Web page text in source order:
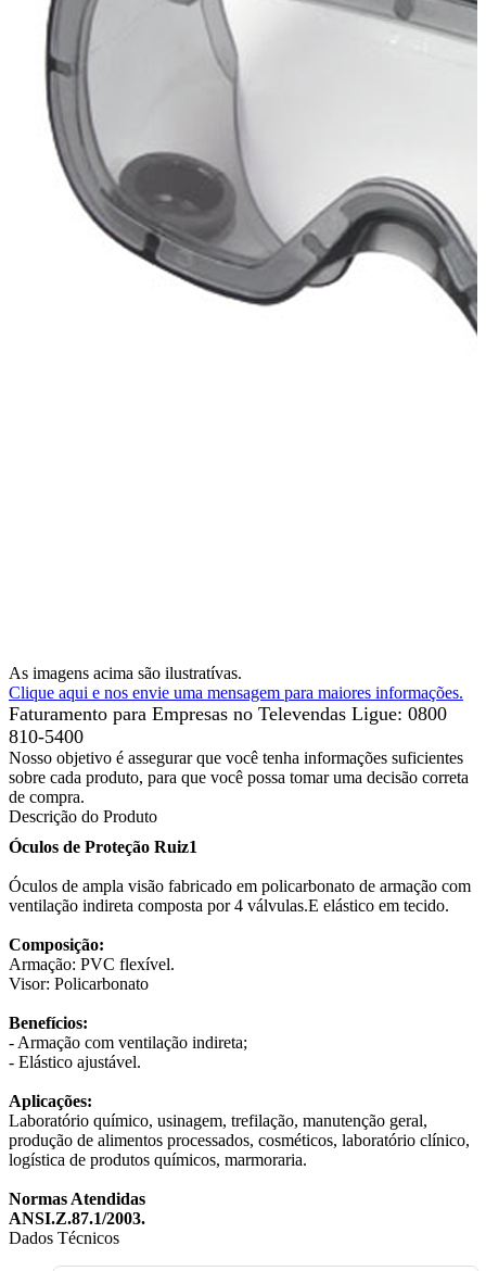
As imagens acima são ilustratívas.
Clique aqui e nos envie uma mensagem para maiores informações.
Faturamento para Empresas no Televendas Ligue: 0800
810-5400
Nosso objetivo é assegurar que você tenha informações suficientes
sobre cada produto, para que você possa tomar uma decisão correta
de compra.
Descrição do Produto
Óculos de Proteção Ruiz1
Óculos de ampla visão fabricado em policarbonato de armação com
ventilação indireta composta por 4 válvulas.E elástico em tecido.
Composição:
Armação: PVC flexível.
Visor: Policarbonato
Benefícios:
- Armação com ventilação indireta;
- Elástico ajustável.
Aplicações:
Laboratório químico, usinagem, trefilação, manutenção geral,
produção de alimentos processados, cosméticos, laboratório clínico,
logística de produtos químicos, marmoraria.
Normas Atendidas
ANSI.Z.87.1/2003.
Dados Técnicos